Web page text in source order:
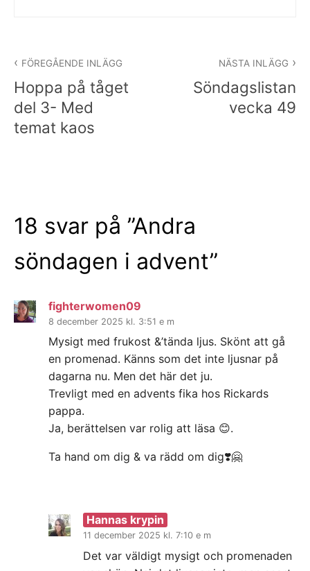
FÖREGÅENDE INLÄGG
Hoppa på tåget
del 3- Med
temat kaos
NÄSTA INLÄGG
Söndagslistan
vecka 49
18 svar på ”Andra
söndagen i advent”
fighterwomen09
8 december 2025 kl. 3:51 e m
Mysigt med frukost &’tända ljus. Skönt att gå
en promenad. Känns som det inte ljusnar på
dagarna nu. Men det här det ju.
Trevligt med en advents fika hos Rickards
pappa.
Ja, berättelsen var rolig att läsa 😊.
Ta hand om dig & va rädd om dig❣️🤗
Hannas krypin
11 december 2025 kl. 7:10 e m
Det var väldigt mysigt och promenaden